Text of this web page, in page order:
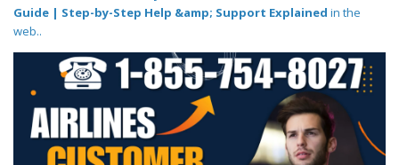
Guide | Step-by-Step Help &amp; Support Explained in the
web..